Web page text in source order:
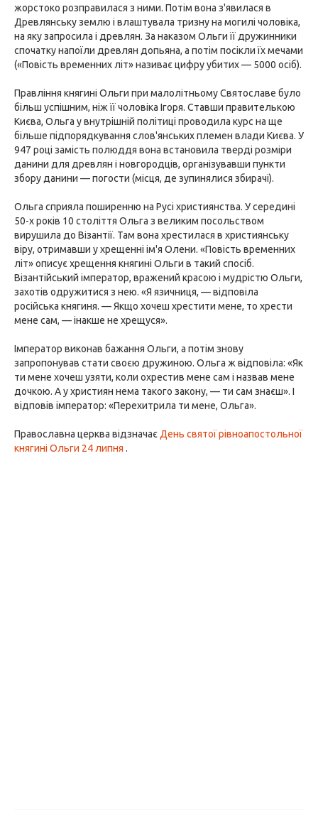
жорстоко розправилася з ними. Потім вона з'явилася в
Древлянську землю і влаштувала тризну на могилі чоловіка,
на яку запросила і древлян. За наказом Ольги її дружинники
спочатку напоїли древлян допьяна, а потім посікли їх мечами
(«Повість временних літ» називає цифру убитих — 5000 осіб).
Правління княгині Ольги при малолітньому Святославе було
більш успішним, ніж її чоловіка Ігоря. Ставши правителькою
Києва, Ольга у внутрішній політиці проводила курс на ще
більше підпорядкування слов'янських племен влади Києва. У
947 році замість полюддя вона встановила тверді розміри
данини для древлян і новгородців, організувавши пункти
збору данини — погости (місця, де зупинялися збирачі).
Ольга сприяла поширенню на Русі християнства. У середині
50-х років 10 століття Ольга з великим посольством
вирушила до Візантії. Там вона хрестилася в християнську
віру, отримавши у хрещенні ім'я Олени. «Повість временних
літ» описує хрещення княгині Ольги в такий спосіб.
Візантійський імператор, вражений красою і мудрістю Ольги,
захотів одружитися з нею. «Я язичниця, — відповіла
російська княгиня. — Якщо хочеш хрестити мене, то хрести
мене сам, — інакше не хрещуся».
Імператор виконав бажання Ольги, а потім знову
запропонував стати своєю дружиною. Ольга ж відповіла: «Як
ти мене хочеш узяти, коли охрестив мене сам і назвав мене
дочкою. А у християн нема такого закону, — ти сам знаєш». І
відповів імператор: «Перехитрила ти мене, Ольга».
Православна церква відзначає День святої рівноапостольної
княгині Ольги 24 липня .